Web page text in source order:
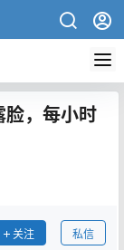
脸，每小时
关注 私信